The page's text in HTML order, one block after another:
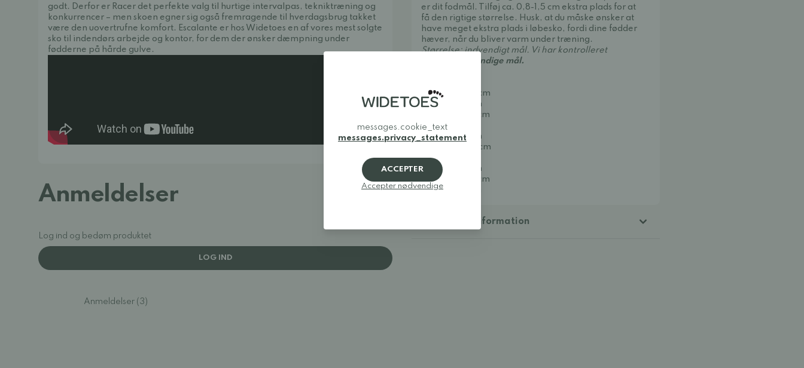
godt. Derfor er Racer det perfekte valg til hurtige intervalpas, tekniktræning og
konkurrencer – men skoen egner sig også fremragende til hverdagsbrug takket
være den uovertrufne komfort. Escalante er hos Widetoes en af vores mest solgte
sko til indendørs arbejde og kontor, for dem der ønsker dæmpning under
fødderne på hårde gulve.
Anmeldelser
Log ind og bedøm produktet
LOG IND
Anmeldelser (3)
er dit fodmål. Tilføj ca. 0,8-1,5 cm ekstra plads for at
få den rigtige størrelse. Husk, at du måske ønsker at
have meget ekstra plads i løbesko, fordi dine fødder
hæver, når du bliver varm under træning.
Størrelse: indvendigt mål. Vi har kontrolleret
skoenes indvendige mål.
37,5: 24,0 cm
38: 24,4 cm
38,5: 24,8 cm
39: 25,1 cm
40: 25,5 cm
40,5: 26,0 cm
41: 26,5 cm
42: 27,0 cm
42,5: 27,5 cm
43: 27,9 cm
Yderligere information
messages.cookie_text
messages.privacy_statement
ACCEPTER
Accepter nødvendige